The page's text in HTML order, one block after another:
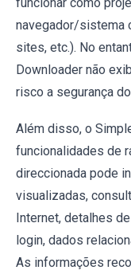
navegador/sistema
sites, etc.). No
Downloader não
risco a segurança
Além disso, o
funcionalidades de
direccionada pode
visualizadas,
Internet, detalhes
login, dados
As informações